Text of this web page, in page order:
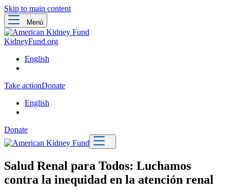
Skip to main content
Menú
KidneyFund.org
English
Take actionDonate
English
Donate
Salud Renal para Todos: Luchamos
contra la inequidad en la atención renal